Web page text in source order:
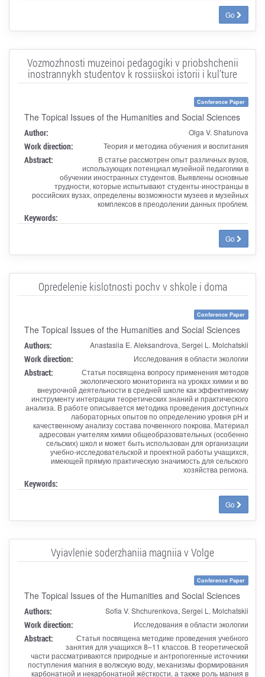
Go
Vozmozhnosti muzeinoi pedagogiki v priobshchenii
inostrannykh studentov k rossiiskoi istorii i kul'ture
Conference Paper
The Topical Issues of the Humanities and Social Sciences
Author: Olga V. Shatunova
Work direction: Теория и методика обучения и воспитания
Abstract:
В статье рассмотрен опыт различных вузов,
использующих потенциал музейной педагогики в
обучении иностранных студентов. Выявлены основные
трудности, которые испытывают студенты-иностранцы в
российских вузах, определены возможности музеев и музейных
комплексов в преодолении данных проблем.
Keywords:
Go
Opredelenie kislotnosti pochv v shkole i doma
Conference Paper
The Topical Issues of the Humanities and Social Sciences
Authors: Anastasiia E. Aleksandrova, Sergei L. Molchatskii
Work direction: Исследования в области экологии
Abstract:
Статья посвящена вопросу применения методов
экологического мониторинга на уроках химии и во
внеурочной деятельности в средней школе как эффективному
инструменту интеграции теоретических знаний и практического
анализа. В работе описывается методика проведения доступных
лабораторных опытов по определению уровня pH и
качественному анализу состава почвенного покрова. Материал
адресован учителям химии общеобразовательных (особенно
сельских) школ и может быть использован для организации
учебно-исследовательской и проектной работы учащихся,
имеющей прямую практическую значимость для сельского
хозяйства региона.
Keywords:
Go
Vyiavlenie soderzhaniia magniia v Volge
Conference Paper
The Topical Issues of the Humanities and Social Sciences
Authors: Sofia V. Shchurenkova, Sergei L. Molchatskii
Work direction: Исследования в области экологии
Abstract:
Статья посвящена методике проведения учебного
занятия для учащихся 8–11 классов. В теоретической
части рассматриваются природные и антропогенные источники
поступления магния в волжскую воду, механизмы формирования
карбонатной и некарбонатной жёсткости, а также роль магния в